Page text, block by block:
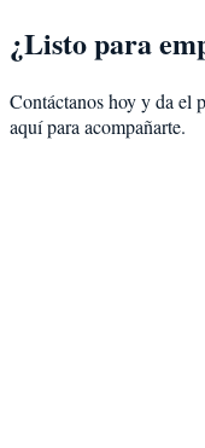
¿Listo para
Contáctanos hoy y da el
aquí para acompañarte.